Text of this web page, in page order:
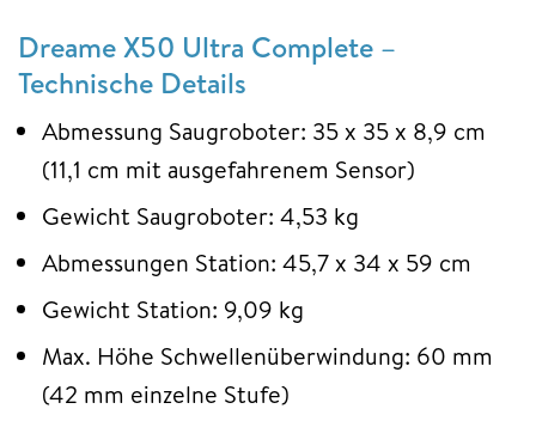
Dreame X50 Ultra Complete –
Technische Details
Abmessung Saugroboter: 35 x 35 x 8,9 cm
(11,1 cm mit ausgefahrenem Sensor)
Gewicht Saugroboter: 4,53 kg
Abmessungen Station: 45,7 x 34 x 59 cm
Gewicht Station: 9,09 kg
Max. Höhe Schwellenüberwindung: 60 mm
(42 mm einzelne Stufe)